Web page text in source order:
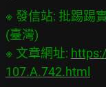
※ 發信站: 批踢踢
(臺灣)
※ 文章網址:
107.A.742.html